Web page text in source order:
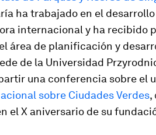
ha trabajado en el
internacional y ha recibido
área de planificación y
de la Universidad
una conferencia sobre el
sobre Ciudades Verdes,
el X aniversario de su